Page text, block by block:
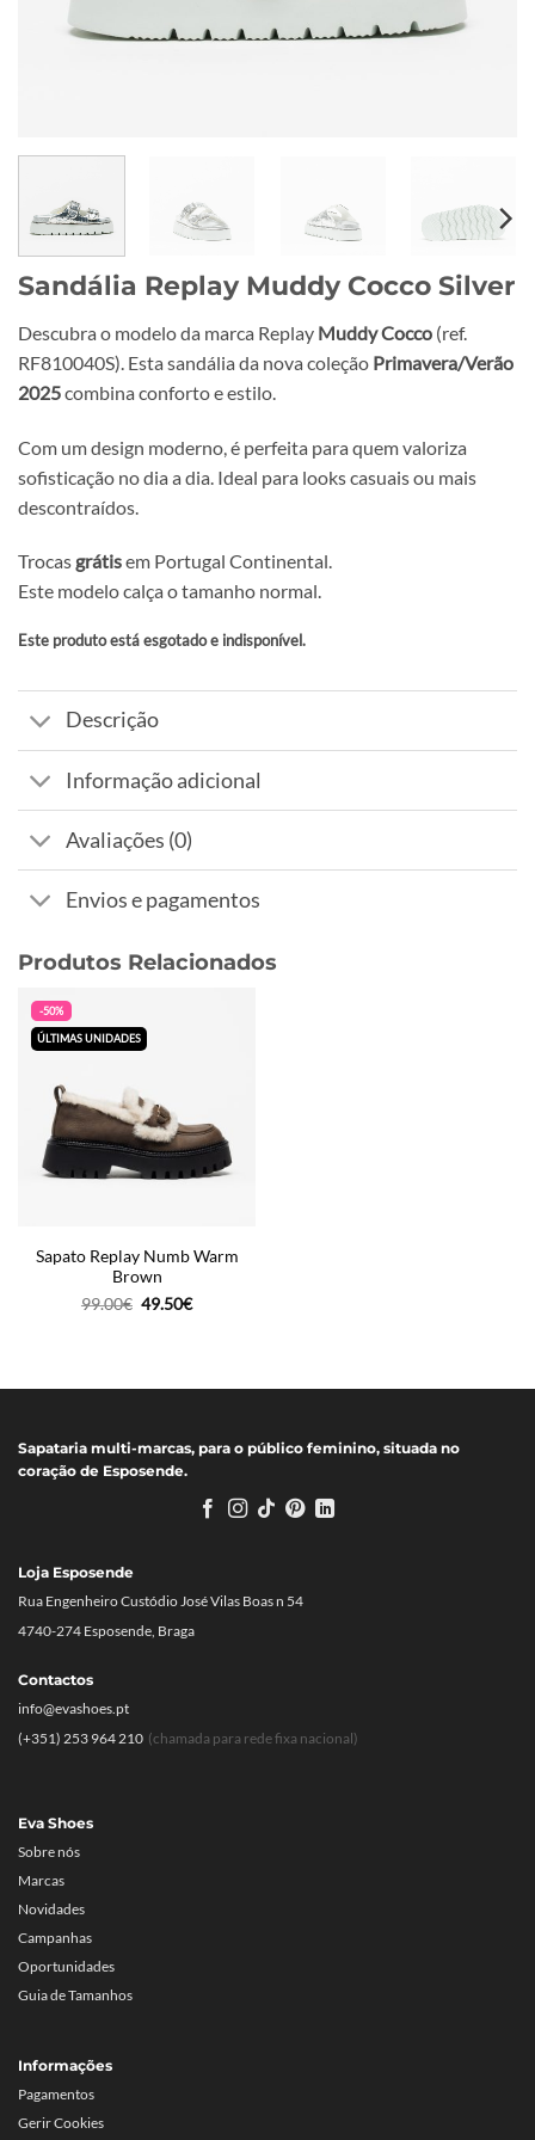
Sandália Replay Muddy Cocco Silver
Descubra o modelo da marca Replay Muddy Cocco (ref.
RF810040S). Esta sandália da nova coleção Primavera/Verão
2025combina conforto e estilo.
Com um design moderno, é perfeita para quem valoriza
sofisticação no dia a dia. Ideal para looks casuais ou mais
descontraídos.
Trocas grátisem Portugal Continental.
Este modelo calça o tamanho normal.
Este produto está esgotado e indisponível.
Alternative:
Descrição
Informação adicional
Avaliações (0)
Envios e pagamentos
Produtos Relacionados
-50%
ÚLTIMAS UNIDADES
Sapato Replay Numb Warm
Brown
99.00€ O
49.50€O
Sapataria multi-marcas, para o público feminino, situada no
coração de Esposende.
Eva Shoes
Sobre nós
Marcas
Novidades
Campanhas
Oportunidades
Guia de Tamanhos
Informações
Pagamentos
Gerir Cookies
Loja Esposende
Rua Engenheiro Custódio José Vilas Boas n 54
4740-274 Esposende, Braga
Contactos
info@evashoes.pt
(+351) 253 964 210 (chamada para rede fixa nacional)